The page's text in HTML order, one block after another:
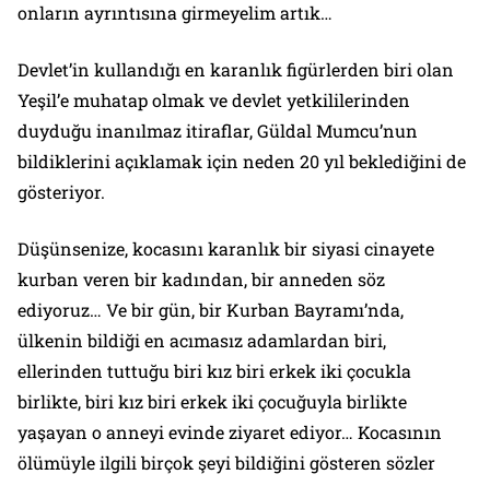
onların ayrıntısına girmeyelim artık…
Devlet’in kullandığı en karanlık figürlerden biri olan
Yeşil’e muhatap olmak ve devlet yetkililerinden
duyduğu inanılmaz itiraflar, Güldal Mumcu’nun
bildiklerini açıklamak için neden 20 yıl beklediğini de
gösteriyor.
Düşünsenize, kocasını karanlık bir siyasi cinayete
kurban veren bir kadından, bir anneden söz
ediyoruz… Ve bir gün, bir Kurban Bayramı’nda,
ülkenin bildiği en acımasız adamlardan biri,
ellerinden tuttuğu biri kız biri erkek iki çocukla
birlikte, biri kız biri erkek iki çocuğuyla birlikte
yaşayan o anneyi evinde ziyaret ediyor… Kocasının
ölümüyle ilgili birçok şeyi bildiğini gösteren sözler